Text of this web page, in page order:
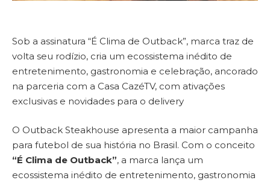
Sob a assinatura “É Clima de Outback”, marca traz de
volta seu rodízio, cria um ecossistema inédito de
entretenimento, gastronomia e celebração, ancorado
na parceria com a Casa CazéTV, com ativações
exclusivas e novidades para o delivery
O Outback Steakhouse apresenta a maior campanha
para futebol de sua história no Brasil. Com o conceito
“É Clima de Outback”, a marca lança um
ecossistema inédito de entretenimento, gastronomia